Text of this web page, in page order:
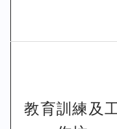
教育訓練及